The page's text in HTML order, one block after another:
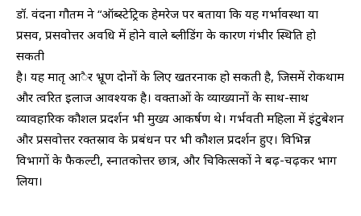
डॉ. वंदना गौतम ने “ऑब्स्टेट्रिक हेमरेज पर बताया कि यह गर्भावस्था या
प्रसव, प्रसवोत्तर अवधि में होने वाले ब्लीडिंग के कारण गंभीर स्थिति हो
सकती
है। यह मातृ आैर भ्रूण दोनों के लिए खतरनाक हो सकती है, जिसमें रोकथाम
और त्वरित इलाज आवश्यक है। वक्ताओं के व्याख्यानों के साथ-साथ
व्यावहारिक कौशल प्रदर्शन भी मुख्य आकर्षण थे। गर्भवती महिला में इंटुबेशन
और प्रसवोत्तर रक्तस्राव के प्रबंधन पर भी कौशल प्रदर्शन हुए। विभिन्न
विभागों के फैकल्टी, स्नातकोत्तर छात्र, और चिकित्सकों ने बढ़-चढ़कर भाग
लिया।